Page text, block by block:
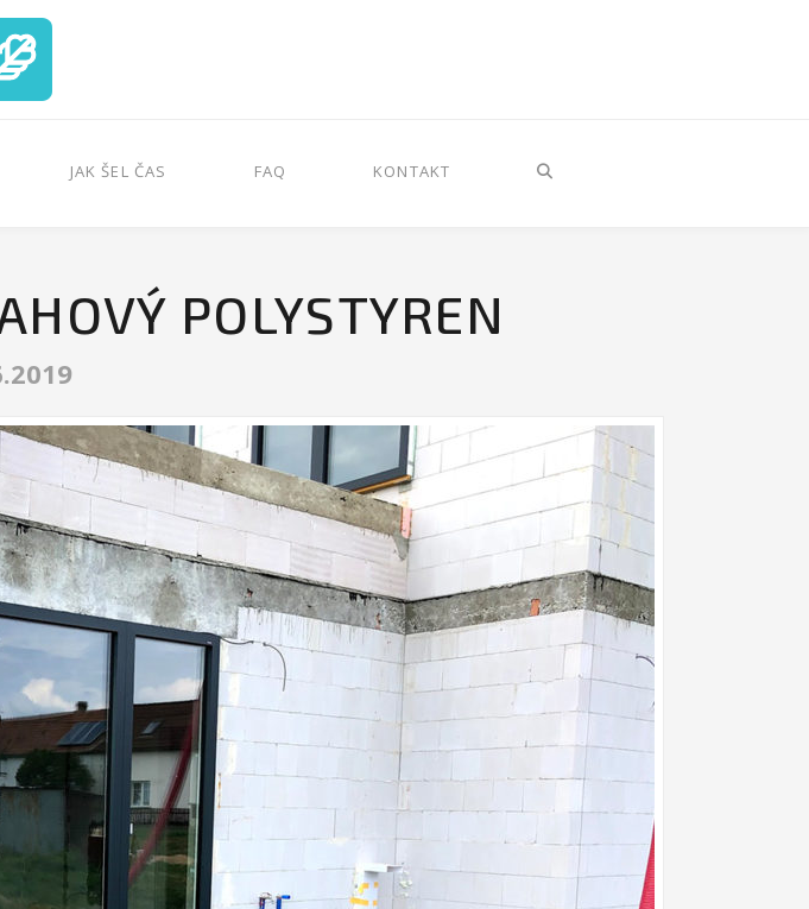
JAK ŠEL ČAS FAQ KONTAKT
POLYSTYREN